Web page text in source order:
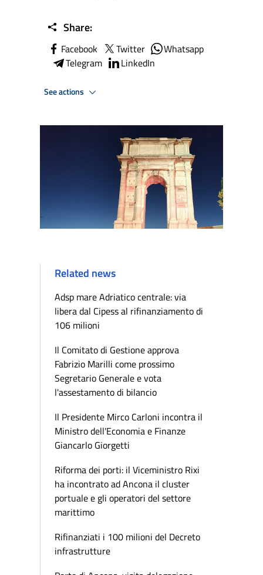
Share:
Facebook Twitter
Whatsapp
Telegram
LinkedIn
See actions
Related news
Adsp mare Adriatico centrale: via
libera dal Cipess al rifinanziamento di
106 milioni
Il Comitato di Gestione approva
Fabrizio Marilli come prossimo
Segretario Generale e vota
l'assestamento di bilancio
Il Presidente Mirco Carloni incontra il
Ministro dell'Economia e Finanze
Giancarlo Giorgetti
Riforma dei porti: il Viceministro Rixi
ha incontrato ad Ancona il cluster
portuale e gli operatori del settore
marittimo
Rifinanziati i 100 milioni del Decreto
infrastrutture